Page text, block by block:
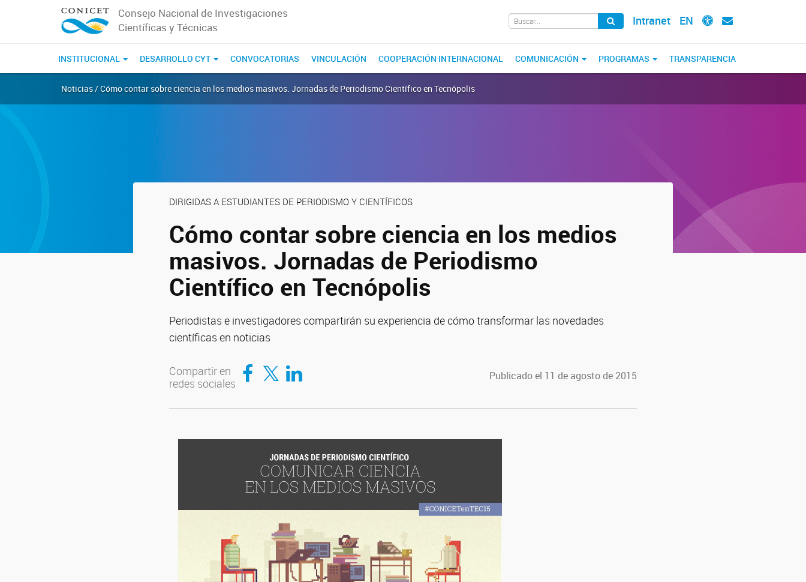
Consejo Nacional de Investigaciones
Científicas y Técnicas
Intranet EN
INSTITUCIONAL DESARROLLO CYT CONVOCATORIAS VINCULACIÓN COOPERACIÓN INTERNACIONAL COMUNICACIÓN PROGRAMAS TRANSPARENCIA
Noticias / Cómo contar sobre ciencia en los medios masivos. Jornadas de Periodismo Científico en Tecnópolis
DIRIGIDAS A ESTUDIANTES DE PERIODISMO Y CIENTÍFICOS
Cómo contar sobre ciencia en los medios
masivos. Jornadas de Periodismo
Científico en Tecnópolis
Periodistas e investigadores compartirán su experiencia de cómo transformar las novedades
científicas en noticias
Compartir en
redes sociales
Compartir en Facebook
Compartir en TwitterCompartir en LinkedIn Publicado el 11 de agosto de 2015